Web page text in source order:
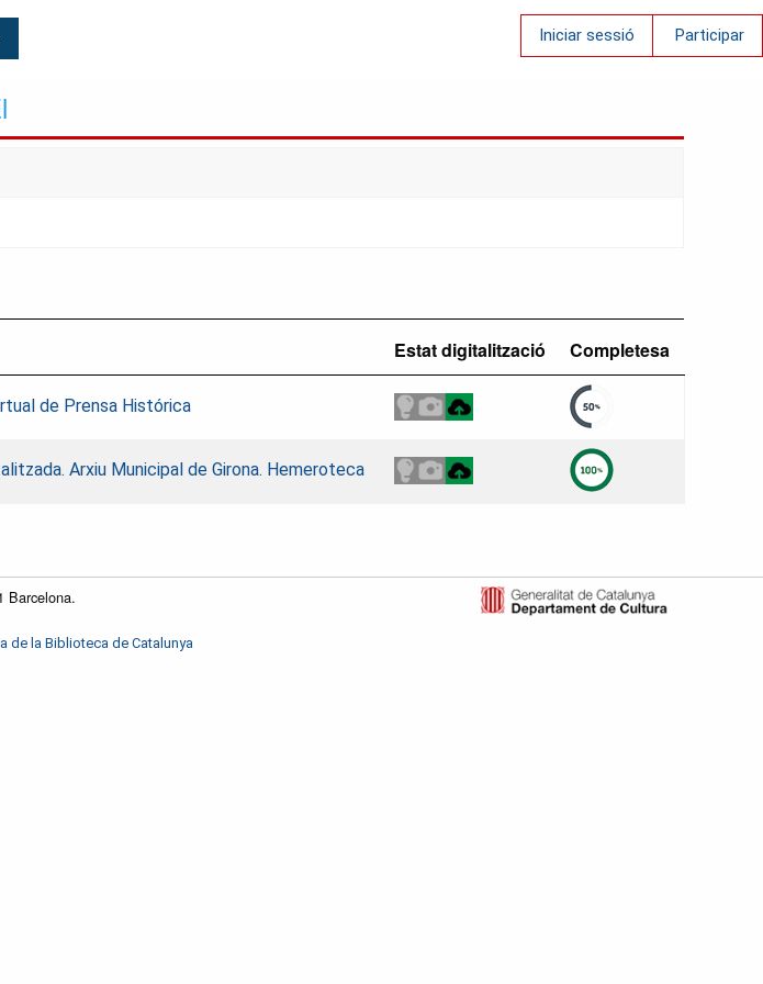
Iniciar sessió Participar
Estat digitalització Completesa
de Prensa Histórica
Arxiu Municipal de Girona. Hemeroteca
Barcelona.
de la Biblioteca de Catalunya